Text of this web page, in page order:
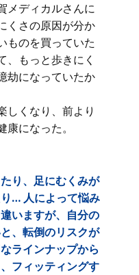
メディカルさんに
くさの原因が分か
ものを買っていた
、もっと歩きにく
劫になっていたか
しくなり、前より
になった。
り、足にむくみが
… 人によって悩み
いますが、自分の
、転倒のリスクが
ラインナップから
フィッティングす